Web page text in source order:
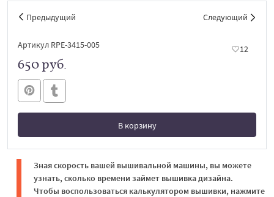
Предыдущий Следующий
Артикул RPE-3415-005 12
650 руб.
В корзину
В корзине
Зная скорость вашей вышивальной машины, вы можете
узнать, сколько времени займет вышивка дизайна.
Чтобы воспользоваться калькулятором вышивки, нажмите